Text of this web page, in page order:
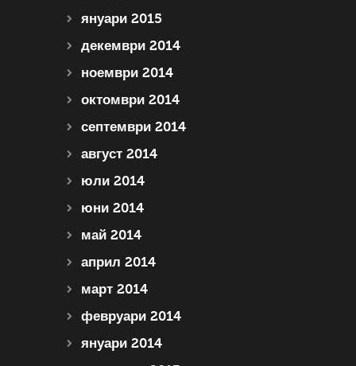
януари 2015
декември 2014
ноември 2014
октомври 2014
септември 2014
август 2014
юли 2014
юни 2014
май 2014
април 2014
март 2014
февруари 2014
януари 2014